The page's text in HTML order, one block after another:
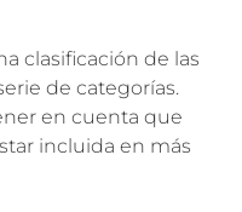
clasificación de las
de categorías.
en cuenta que
incluida en más